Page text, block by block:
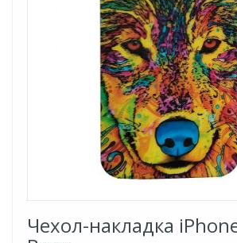
Чехол-накладка